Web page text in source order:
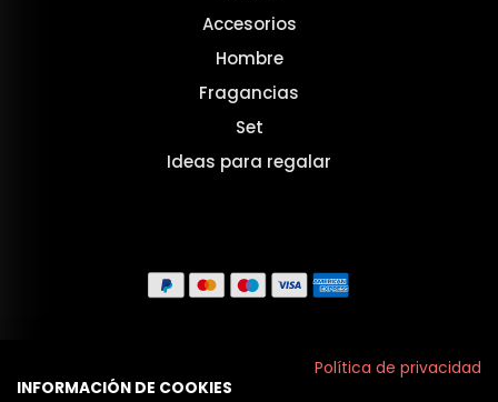
Accesorios
Hombre
Fragancias
Set
Ideas para regalar
Política de privacidad
INFORMACIÓN DE COOKIES